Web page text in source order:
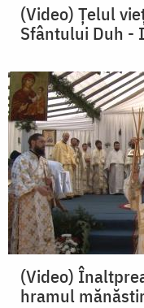
(Video) Țelul
Sfântului Duh -
(Video)
hramul